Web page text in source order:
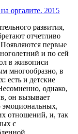
развития,
отчетливо
первые
и по сей
в живописи
многообразно, в
есть и детские
однако,
он вызывает
эмоциональных,
отношений, и, так
с